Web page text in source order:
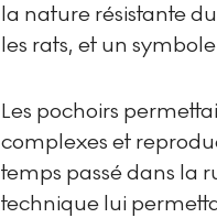
la nature résistante
les rats, et un
Les pochoirs
complexes et
temps passé dans la
technique lui